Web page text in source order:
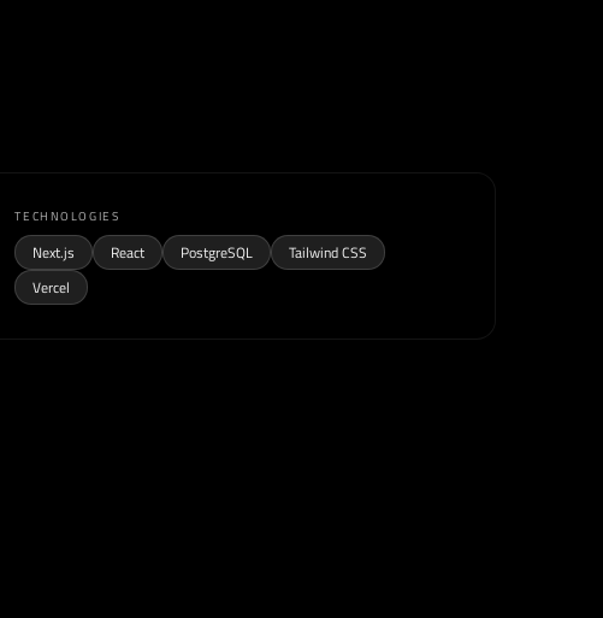
TECHNOLOGIES
Next.js React PostgreSQL
Tailwind CSS
Vercel